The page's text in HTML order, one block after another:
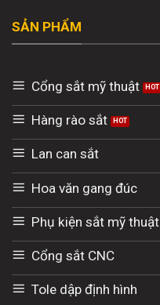
SẢN PHẨM
Cổng sắt mỹ thuật
Hàng rào sắt
Lan can sắt
Hoa văn gang đúc
Phụ kiện sắt mỹ thuật
Cổng sắt CNC
Tole dập định hình